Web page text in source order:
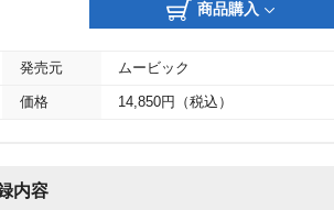
商品購入
発売元 ムービック
価格 14,850円（税込）
内容